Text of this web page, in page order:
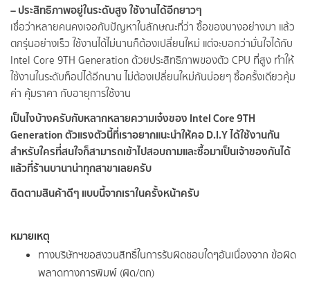
– ประสิทธิภาพอยู่ในระดับสูง ใช้งานได้อีกยาวๆ
เชื่อว่าหลายคนคงเจอกับปัญหาในลักษณะที่ว่า ซื้อของบางอย่างมา แล้ว
ตกรุ่นอย่างเร็ว ใช้งานได้ไม่นานก็ต้องเปลี่ยนใหม่ แต่จะบอกว่ามั่นใจได้กับ
Intel Core 9TH Generation ด้วยประสิทธิภาพของตัว CPU ที่สูง ทำให้
ใช้งานในระดับท็อปได้อีกนาน ไม่ต้องเปลี่ยนใหม่กันบ่อยๆ ซื้อครั้งเดียวคุ้ม
ค่า คุ้มราคา กับอายุการใช้งาน
เป็นไงบ้างครับกับหลากหลายความเจ๋งของ Intel Core 9TH
Generation ตัวแรงตัวนี้ที่เราอยากแนะนำให้คอ D.I.Y ได้ใช้งานกัน
สำหรับใครที่สนใจก็สามารถเข้าไปสอบถามและซื้อมาเป็นเจ้าของกันได้
แล้วที่ร้านบานาน่าทุกสาขาเลยครับ
ติดตามสินค้าดีๆ แบบนี้จากเราในครั้งหน้าครับ
หมายเหตุ
ทางบริษัทฯขอสงวนสิทธิ์ในการรับผิดชอบใดๆอันเนื่องจาก ข้อผิด
พลาดทางการพิมพ์ (ผิด/ตก)